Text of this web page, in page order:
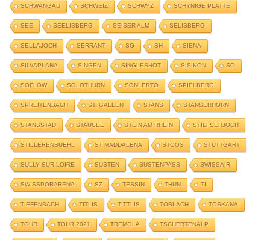
SCHWANGAU SCHWEIZ SCHWYZ SCHYNIGE PLATTE
SEE SEELISBERG SEISER ALM SELISBERG
SELLAJOCH SERRANT SG SH SIENA
SILVAPLANA SINGEN SINGLESHOT SISIKON SO
SOFLOW SOLOTHURN SONLERTO SPIELBERG
SPREITENBACH ST. GALLEN STANS STANSERHORN
STANSSTAD STAUSEE STEIN AM RHEIN STILFSERJOCH
STILLERENBUEHL ST MADDALENA STOOS STUTTGART
SULLY SUR LOIRE SUSTEN SUSTENPASS SWISSAIR
SWISSPORARENA SZ TESSIN THUN TI
TIEFENBACH TITLIS TITTLIS TOBLACH TOSKANA
TOUR TOUR 2021 TREMOLA TSCHERTENALP